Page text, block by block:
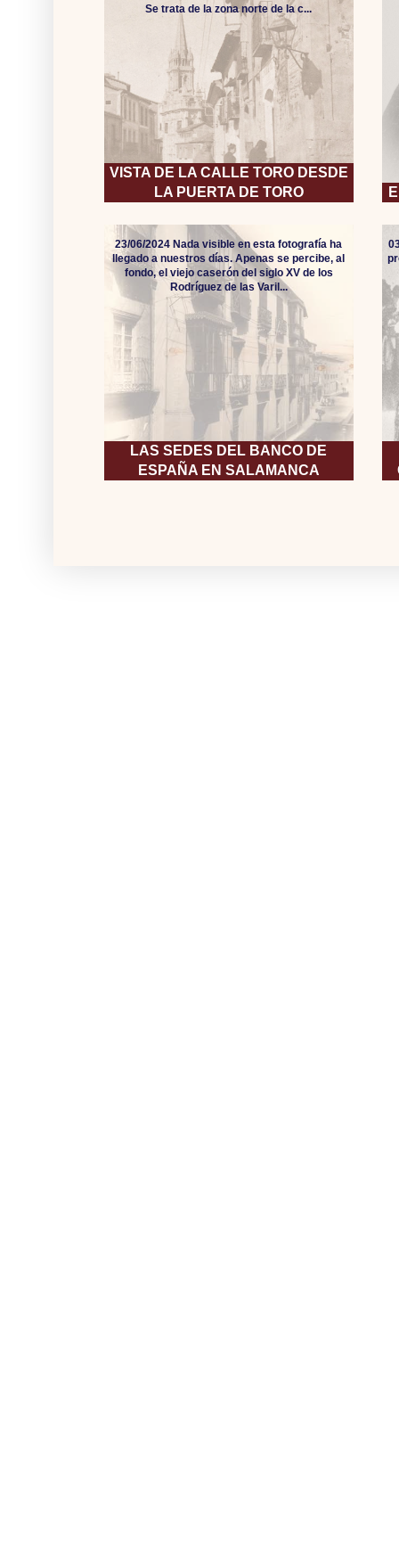
VISTA DE LA CALLE TORO DESDE
LA PUERTA DE TORO
Se trata de la zona norte de la c...
LAS SEDES DEL BANCO DE
ESPAÑA EN SALAMANCA
23/06/2024 Nada visible en esta fotografía ha
llegado a nuestros días. Apenas se percibe, al
fondo, el viejo caserón del siglo XV de los
Rodríguez de las Varil...